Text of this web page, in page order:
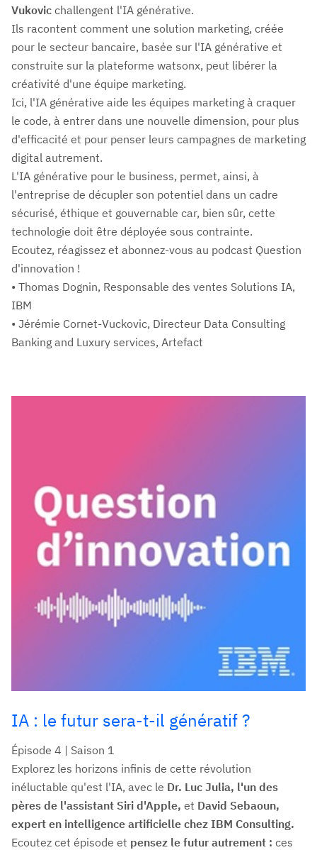
Vukovic challengent l'IA générative.
Ils racontent comment une solution marketing, créée
pour le secteur bancaire, basée sur l'IA générative et
construite sur la plateforme watsonx, peut libérer la
créativité d'une équipe marketing.
Ici, l'IA générative aide les équipes marketing à craquer
le code, à entrer dans une nouvelle dimension, pour plus
d'efficacité et pour penser leurs campagnes de marketing
digital autrement.
L'IA générative pour le business, permet, ainsi, à
l'entreprise de décupler son potentiel dans un cadre
sécurisé, éthique et gouvernable car, bien sûr, cette
technologie doit être déployée sous contrainte.
Ecoutez, réagissez et abonnez-vous au podcast Question
d'innovation !
• Thomas Dognin, Responsable des ventes Solutions IA,
IBM
• Jérémie Cornet-Vuckovic, Directeur Data Consulting
Banking and Luxury services, Artefact
IA : le futur sera-t-il génératif ?
Épisode 4 | Saison 1
Explorez les horizons infinis de cette révolution
inéluctable qu'est l'IA, avec le Dr. Luc Julia, l'un des
pères de l'assistant Siri d'Apple, et David Sebaoun,
expert en intelligence artificielle chez IBM Consulting.
Ecoutez cet épisode et pensez le futur autrement : ces